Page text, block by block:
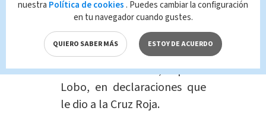
que se dio la alerta del
accidente han estado
incondicionalmente
buscando al bebé", expresó
Lobo, en declaraciones que
le dio a la Cruz Roja.
nuestra Política de cookies . Puedes cambiar la configuración
en tu navegador cuando gustes.
QUIERO SABER MÁS ESTOY DE ACUERDO